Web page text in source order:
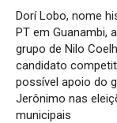
Dorí Lobo, nome
PT em Guanambi,
grupo de Nilo
candidato
possível apoio do
Jerônimo nas
municipais